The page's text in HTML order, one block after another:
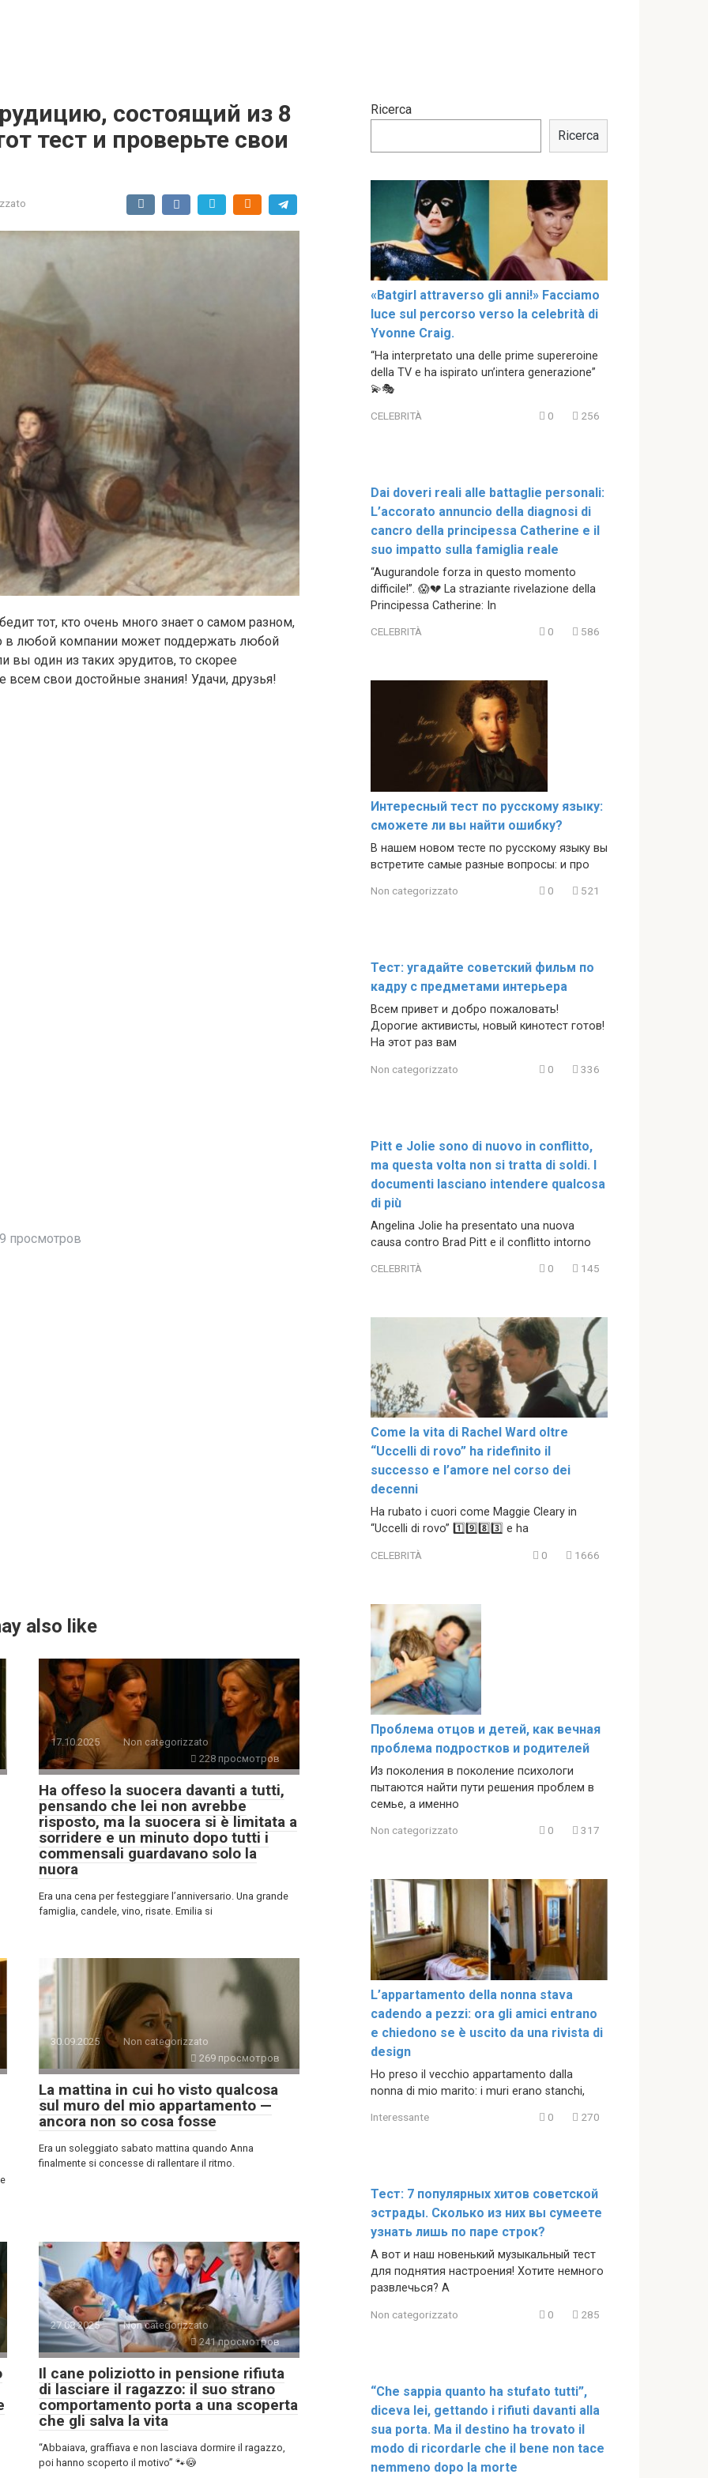
состоящий из 8
тест и проверьте свои
тот, кто очень много знает о самом разном,
в любой компании может поддержать любой
вы один из таких эрудитов, то скорее
всем свои достойные знания! Удачи, друзья!
просмотров
also like
17.10.2025
Non categorizzato
228 просмотров
Ha offeso la suocera davanti a tutti,
pensando che lei non avrebbe
risposto, ma la suocera si è limitata a
sorridere e un minuto dopo tutti i
commensali guardavano solo la
nuora
Era una cena per festeggiare l’anniversario. Una grande
famiglia, candele, vino, risate. Emilia si
30.09.2025
Non categorizzato
269 просмотров
La mattina in cui ho visto qualcosa
sul muro del mio appartamento —
ancora non so cosa fosse
Era un soleggiato sabato mattina quando Anna
finalmente si concesse di rallentare il ritmo.
27.08.2025
Non categorizzato
241 просмотров
Il cane poliziotto in pensione rifiuta
di lasciare il ragazzo: il suo strano
comportamento porta a una scoperta
che gli salva la vita
“Abbaiava, graffiava e non lasciava dormire il ragazzo,
poi hanno scoperto il motivo” 🐾😳
Ricerca
Ricerca
«Batgirl attraverso gli anni!» Facciamo
luce sul percorso verso la celebrità di
Yvonne Craig.
“Ha interpretato una delle prime supereroine
della TV e ha ispirato un’intera generazione”
💫🎭
CELEBRITÀ 0 256
Dai doveri reali alle battaglie personali:
L’accorato annuncio della diagnosi di
cancro della principessa Catherine e il
suo impatto sulla famiglia reale
“Augurandole forza in questo momento
difficile!”. 😱💔 La straziante rivelazione della
Principessa Catherine: In
CELEBRITÀ 0 586
Интересный тест по русскому языку:
сможете ли вы найти ошибку?
В нашем новом тесте по русскому языку вы
встретите самые разные вопросы: и про
Non categorizzato 0 521
Тест: угадайте советский фильм по
кадру с предметами интерьера
Всем привет и добро пожаловать!
Дорогие активисты, новый кинотест готов!
На этот раз вам
Non categorizzato 0 336
Pitt e Jolie sono di nuovo in conflitto,
ma questa volta non si tratta di soldi. I
documenti lasciano intendere qualcosa
di più
Angelina Jolie ha presentato una nuova
causa contro Brad Pitt e il conflitto intorno
CELEBRITÀ 0 145
Come la vita di Rachel Ward oltre
“Uccelli di rovo” ha ridefinito il
successo e l’amore nel corso dei
decenni
Ha rubato i cuori come Maggie Cleary in
“Uccelli di rovo” 1️⃣9️⃣8️⃣3️⃣ e ha
CELEBRITÀ 0 1666
Проблема отцов и детей, как вечная
проблема подростков и родителей
Из поколения в поколение психологи
пытаются найти пути решения проблем в
семье, а именно
Non categorizzato 0 317
L’appartamento della nonna stava
cadendo a pezzi: ora gli amici entrano
e chiedono se è uscito da una rivista di
design
Ho preso il vecchio appartamento dalla
nonna di mio marito: i muri erano stanchi,
Interessante 0 270
Тест: 7 популярных хитов советской
эстрады. Сколько из них вы сумеете
узнать лишь по паре строк?
А вот и наш новенький музыкальный тест
для поднятия настроения! Хотите немного
развлечься? А
Non categorizzato 0 285
“Che sappia quanto ha stufato tutti”,
diceva lei, gettando i rifiuti davanti alla
sua porta. Ma il destino ha trovato il
modo di ricordarle che il bene non tace
nemmeno dopo la morte